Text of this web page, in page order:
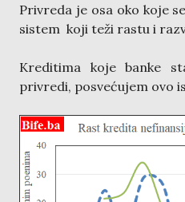
Privreda je osa oko koje
sistem koji teži rastu i
Kreditima koje banke
privredi, posvećujem ovo